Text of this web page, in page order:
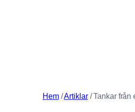
Hem/Artiklar/Tankar från